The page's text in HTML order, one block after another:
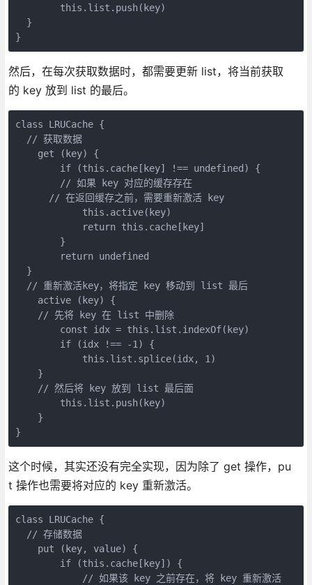
        this.list.push(key)
  }
}
然后，在每次获取数据时，都需要更新 list，将当前获取
的 key 放到 list 的最后。
class LRUCache {
  // 获取数据
    get (key) {
        if (this.cache[key] !== undefined) {
        // 如果 key 对应的缓存存在
      // 在返回缓存之前，需要重新激活 key
            this.active(key)
            return this.cache[key]
        }
        return undefined
  }
  // 重新激活key，将指定 key 移动到 list 最后
    active (key) {
    // 先将 key 在 list 中删除
        const idx = this.list.indexOf(key)
        if (idx !== -1) {
            this.list.splice(idx, 1)
    }
    // 然后将 key 放到 list 最后面
        this.list.push(key)
    }
}
这个时候，其实还没有完全实现，因为除了 get 操作，pu
t 操作也需要将对应的 key 重新激活。
class LRUCache {
  // 存储数据
    put (key, value) {
        if (this.cache[key]) {
            // 如果该 key 之前存在，将 key 重新激活